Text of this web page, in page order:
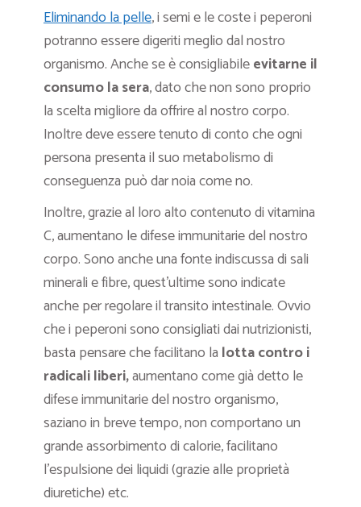
Eliminando la pelle, i semi e le coste i peperoni
potranno essere digeriti meglio dal nostro
organismo. Anche se è consigliabileevitarne il
consumo la sera, dato che non sono proprio
la scelta migliore da offrire al nostro corpo.
Inoltre deve essere tenuto di conto che ogni
persona presenta il suo metabolismo di
conseguenza può dar noia come no.
Inoltre, grazie al loro alto contenuto di vitamina
C, aumentano le difese immunitarie del nostro
corpo. Sono anche una fonte indiscussa di sali
minerali e fibre, quest’ultime sono indicate
anche per regolare il transito intestinale. Ovvio
che i peperoni sono consigliati dai nutrizionisti,
basta pensare che facilitano la lotta contro i
radicali liberi,aumentano come già detto le
difese immunitarie del nostro organismo,
saziano in breve tempo, non comportano un
grande assorbimento di calorie, facilitano
l’espulsione dei liquidi (grazie alle proprietà
diuretiche) etc.